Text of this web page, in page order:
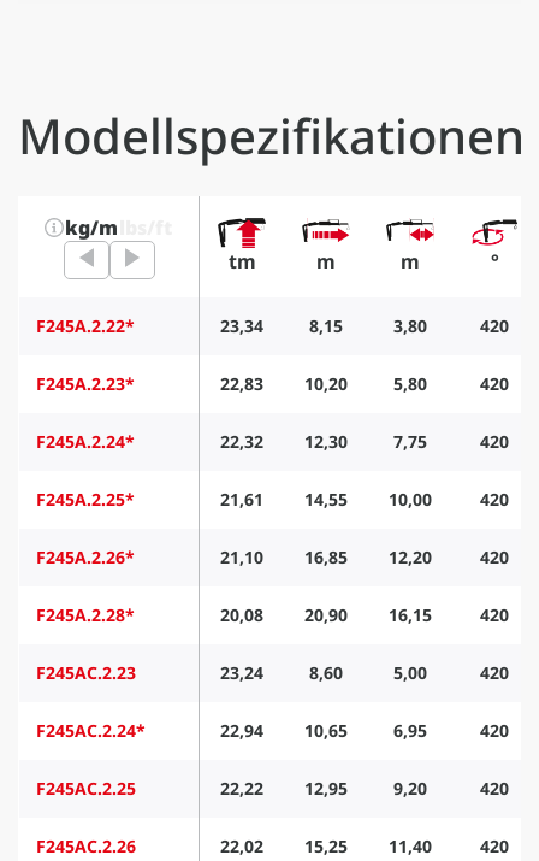
Modellspezifikationen
kg/m
tm
m m °
F245A.2.22* 23,34 8,15 3,80 420
F245A.2.23* 22,83 10,20 5,80 420
F245A.2.24* 22,32 12,30 7,75 420
F245A.2.25* 21,61 14,55 10,00 420
F245A.2.26* 21,10 16,85 12,20 420
F245A.2.28* 20,08 20,90 16,15 420
F245AC.2.23 23,24 8,60 5,00 420
F245AC.2.24* 22,94 10,65 6,95 420
F245AC.2.25 22,22 12,95 9,20 420
F245AC.2.26 22,02 15,25 11,40 420